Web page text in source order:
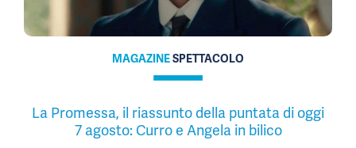
MAGAZINESPETTACOLO
La Promessa, il riassunto della puntata di oggi
7 agosto: Curro e Angela in bilico